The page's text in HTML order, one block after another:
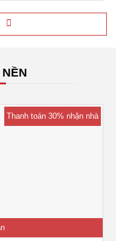
Thanh toán 30% nhận nhà